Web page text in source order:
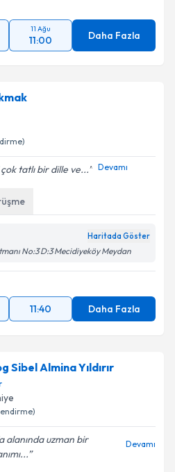
11 Ağu
11:00 Daha Fazla
tatlı bir dille ve... Devamı
Haritada Göster
No:3 D:3 Mecidiyeköy Meydan
11:40 Daha Fazla
Sibel Almina Yıldırır
alanında uzman bir
Devamı